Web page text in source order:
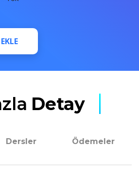
Detay
Dersler Ödemeler